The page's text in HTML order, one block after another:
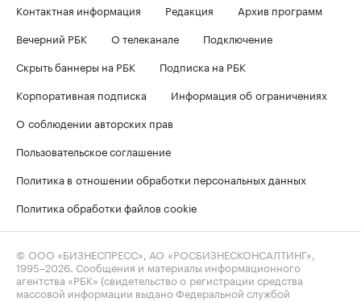
Контактная информация Редакция
Архив программ
Вечерний РБК
О телеканале
Подключение
Скрыть баннеры на РБК
Подписка на РБК
Корпоративная подписка
Информация об ограничениях
О соблюдении авторских прав
Пользовательское соглашение
Политика в отношении обработки персональных данных
Политика обработки файлов cookie
© ООО «БИЗНЕСПРЕСС», АО «РОСБИЗНЕСКОНСАЛТИНГ»,
1995–2026 . Сообщения и материалы информационного
агентства «РБК» (свидетельство о регистрации средства
массовой информации выдано Федеральной службой